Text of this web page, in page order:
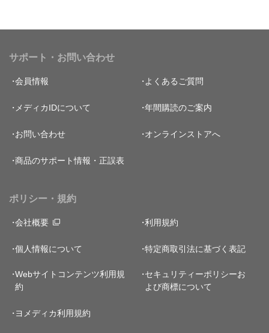
サポート・お問い合わせ
会員情報 よくあるご質問
メディカIDについて 年間購読のご案内
お問い合わせ オンラインストアへ
商品のサポート情報・正誤表
ポリシー・規約
会社概要 利用規約
個人情報について 特定商取引法に基づく表記
Webサイトコンテンツ利用規
約
セキュリティーポリシーお
よび商標について
ヨメディカ利用規約